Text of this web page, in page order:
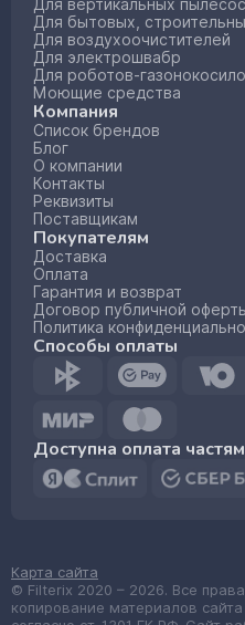
Для вертикальных
Для бытовых,
Для воздухоочистителей
Для электрошвабр
Для роботов-
Моющие средства
Компания
Список брендов
Блог
О компании
Контакты
Реквизиты
Поставщикам
Покупателям
Доставка
Оплата
Гарантия и возврат
Договор публичной
Политика
Способы оплаты
Доступна оплата
© Filterix 2020 – 2026. Все
копирование материалов
Карта сайта